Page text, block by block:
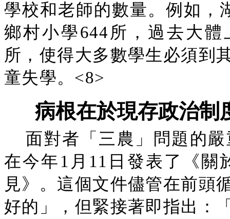
學校和老師的數量。例如，
鄉村小學644所，過去大
所，使得大多數學生必須到
童失學。<8>
病根在於現存政治制
面對者「三農」問題的
在今年1月11日發表了《關
見》。這個文件儘管在前頭
好的」，但緊接著即指出：